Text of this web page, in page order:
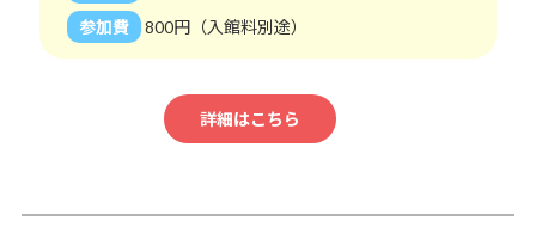
参加費 800円（入館料別途）
詳細はこちら